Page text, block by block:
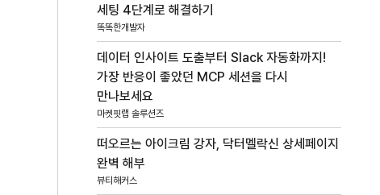
세팅 4단계로 해결하기
똑똑한개발자
데이터 인사이트 도출부터 Slack 자동화까지!
가장 반응이 좋았던 MCP 세션을 다시
만나보세요
마켓핏랩 솔루션즈
떠오르는 아이크림 강자, 닥터멜락신 상세페이지
완벽 해부
뷰티해커스